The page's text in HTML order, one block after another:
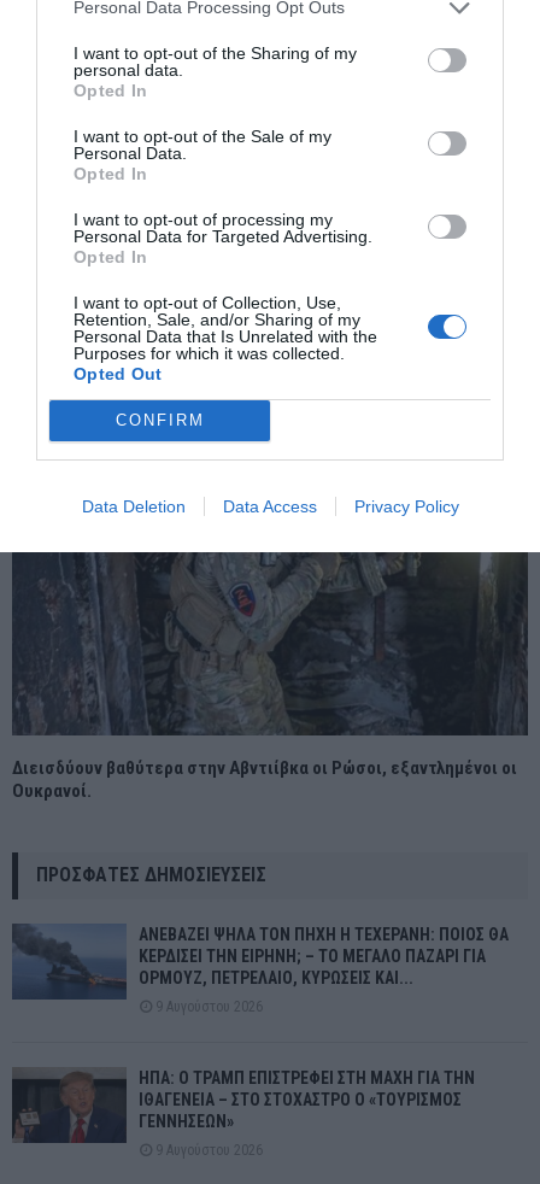
Personal Data Processing Opt Outs
I want to opt-out of the Sharing of my
personal data.
Opted In
I want to opt-out of the Sale of my
Personal Data.
Opted In
I want to opt-out of processing my
Personal Data for Targeted Advertising.
Opted In
I want to opt-out of Collection, Use,
Retention, Sale, and/or Sharing of my
Personal Data that Is Unrelated with the
Purposes for which it was collected.
Opted Out
CONFIRM
Data Deletion Data Access Privacy Policy
ΣΥΛΛΟΓΟΣ ΤΡΙΓΛΙΑΝΩΝ ΡΑΦΗΝΑΣ.ΔΕΛΤΙΟ ΤΥΠΟΥ
Διεισδύουν βαθύτερα στην Αβντιίβκα οι Ρώσοι, εξαντλημένοι οι
Ουκρανοί.
ΠΡΌΣΦΑΤΕΣ ΔΗΜΟΣΙΕΎΣΕΙΣ
ΑΝΕΒΑΖΕΙ ΨΗΛΑ ΤΟΝ ΠΗΧΗ Η ΤΕΧΕΡΑΝΗ: ΠΟΙΟΣ ΘΑ
ΚΕΡΔΙΣΕΙ ΤΗΝ ΕΙΡΗΝΗ; – ΤΟ ΜΕΓΑΛΟ ΠΑΖΑΡΙ ΓΙΑ
ΟΡΜΟΥΖ, ΠΕΤΡΕΛΑΙΟ, ΚΥΡΩΣΕΙΣ ΚΑΙ...
9 Αυγούστου 2026
ΗΠΑ: Ο ΤΡΑΜΠ ΕΠΙΣΤΡΕΦΕΙ ΣΤΗ ΜΑΧΗ ΓΙΑ ΤΗΝ
ΙΘΑΓΕΝΕΙΑ – ΣΤΟ ΣΤΟΧΑΣΤΡΟ Ο «ΤΟΥΡΙΣΜΟΣ
ΓΕΝΝΗΣΕΩΝ»
9 Αυγούστου 2026